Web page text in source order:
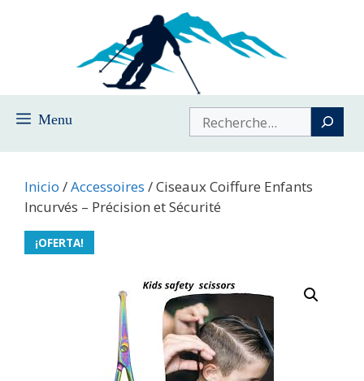
Menu Buscar
Inicio /Accessoires / Ciseaux Coiffure Enfants
Incurvés – Précision et Sécurité
¡OFERTA!